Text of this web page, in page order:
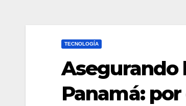
TECNOLOGÍA
Panamá: